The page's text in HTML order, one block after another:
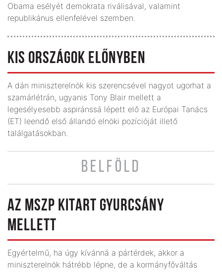
Obama esélyét demokrata riválisával, valamint
republikánus ellenfelével szemben.
KIS ORSZÁGOK ELŐNYBEN
A dán miniszterelnök kis szerencsével nagyot ugorhat a
szamárlétrán, ugyanis Tony Blair mellett a
legesélyesebb aspiránssá lépett elő az Európai Tanács
(ET) leendő első állandó elnöki pozícióját illető
találgatásokban.
BELFÖLD
AZ MSZP KITART GYURCSÁNY
MELLETT
Egyértelmű, ha úgy kívánná a pártérdek, akkor a
miniszterelnök hátrébb lépne, de a kormányfőváltás